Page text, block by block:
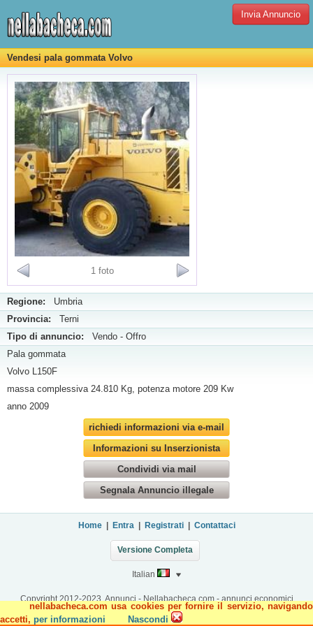
nellabacheca.com usa cookies per fornire il servizio, navigando
accetti, per informazioni Nascondi
Invia Annuncio
Vendesi pala gommata Volvo
1 foto
Regione: Umbria
Provincia: Terni
Tipo di annuncio: Vendo - Offro
Pala gommata
Volvo L150F
massa complessiva 24.810 Kg, potenza motore 209 Kw
anno 2009
richiedi informazioni via e-mail
Informazioni su Inserzionista
Condividi via mail
Segnala Annuncio illegale
Home| Entra Registrati| Contattaci
Versione Completa
Italian
Copyright 2012-2023, Annunci - Nellabacheca.com - annunci economici